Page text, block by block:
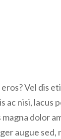
Vel dis
ac nisi,
dolor
augue sed,